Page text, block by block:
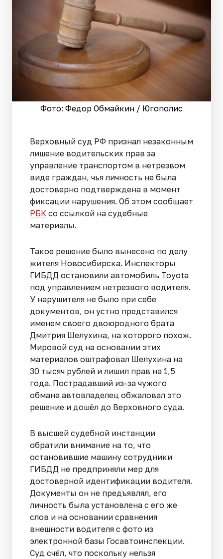
Фото: Федор Обмайкин / Югополис
Верховный суд РФ признал незаконным
лишение водительских прав за
управление транспортом в нетрезвом
виде граждан, чья личность не была
достоверно подтверждена в момент
фиксации нарушения. Об этом сообщает
РБК со ссылкой на судебные
материалы.
Такое решение было вынесено по делу
жителя Новосибирска. Инспекторы
ГИБДД остановили автомобиль Toyota
под управлением нетрезвого водителя.
У нарушителя не было при себе
документов, он устно представился
именем своего двоюродного брата
Дмитрия Шелухина, на которого похож.
Мировой суд на основании этих
материалов оштрафовал Шелухина на
30 тысяч рублей и лишил прав на 1,5
года. Пострадавший из-за чужого
обмана автовладелец обжаловал это
решение и дошёл до Верховного суда.
В высшей судебной инстанции
обратили внимание на то, что
остановившие машину сотрудники
ГИБДД не предприняли мер для
достоверной идентификации водителя.
Документы он не предъявлял, его
личность была установлена с его же
слов и на основании сравнения
внешности водителя с фото из
электронной базы Госавтоинспекции.
Суд счёл, что поскольку нельзя